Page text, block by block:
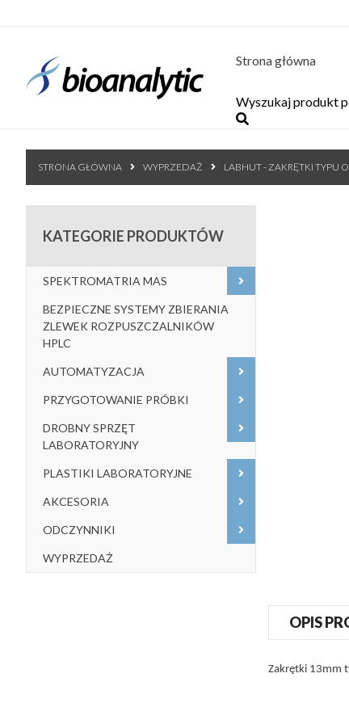
Strona główna
STRONA GŁÓWNA WYPRZEDAŻ LABHUT - ZAKRĘTKI TYPU
KATEGORIE PRODUKTÓW
SPEKTROMATRIA MAS
BEZPIECZNE SYSTEMY ZBIERANIA
ZLEWEK ROZPUSZCZALNIKÓW
HPLC
AUTOMATYZACJA
PRZYGOTOWANIE PRÓBKI
DROBNY SPRZĘT
LABORATORYJNY
PLASTIKI LABORATORYJNE
AKCESORIA
ODCZYNNIKI
WYPRZEDAŻ
OPIS
Zakrętki 13mm